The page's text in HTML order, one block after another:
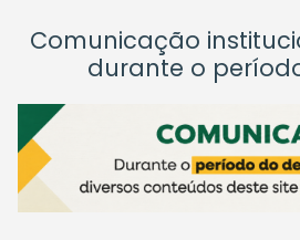
Comunicação
durante o